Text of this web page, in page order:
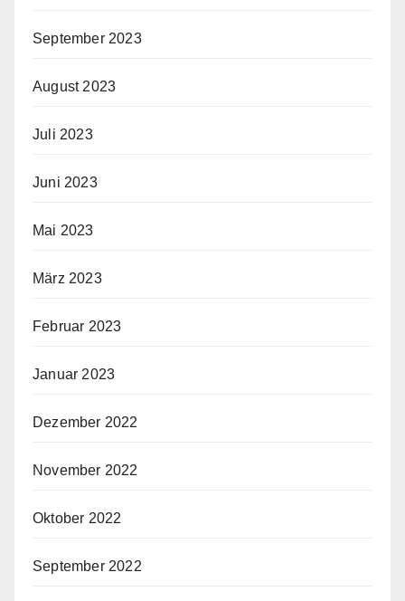
September 2023
August 2023
Juli 2023
Juni 2023
Mai 2023
März 2023
Februar 2023
Januar 2023
Dezember 2022
November 2022
Oktober 2022
September 2022